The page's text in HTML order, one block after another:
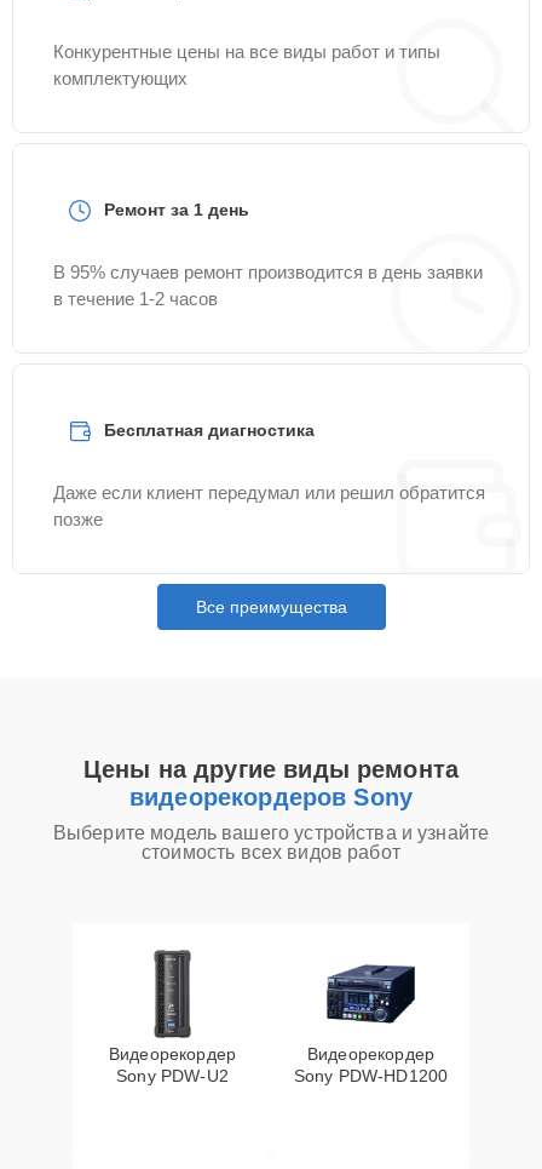
Конкурентные цены на все виды работ и типы
комплектующих
Ремонт за 1 день
В 95% случаев ремонт производится в день заявки
в течение 1-2 часов
Бесплатная диагностика
Даже если клиент передумал или решил обратится
позже
Все преимущества
Цены на другие виды ремонта
видеорекордеров Sony
Выберите модель вашего устройства и узнайте
стоимость всех видов работ
Видеорекордер
Sony PDW-U2
Видеорекордер
Sony PDW-HD1200